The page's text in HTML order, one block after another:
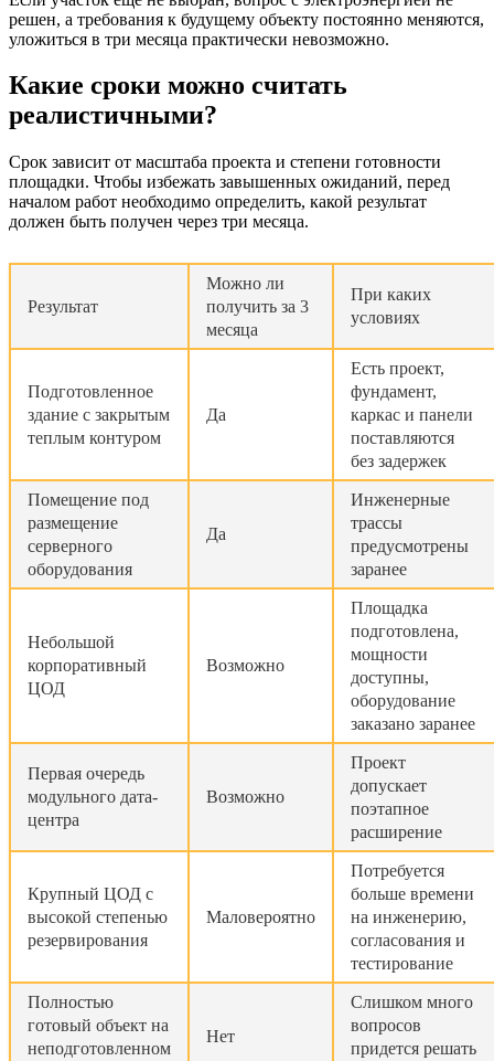
решен, а требования к будущему объекту постоянно меняются,
уложиться в три месяца практически невозможно.
Какие сроки можно считать
реалистичными?
Срок зависит от масштаба проекта и степени готовности
площадки. Чтобы избежать завышенных ожиданий, перед
началом работ необходимо определить, какой результат
должен быть получен через три месяца.
Результат
Можно ли
получить за 3
месяца
При каких
условиях
Подготовленное
здание с закрытым
теплым контуром
Да
Есть проект,
фундамент,
каркас и панели
поставляются
без задержек
Помещение под
размещение
серверного
оборудования
Да
Инженерные
трассы
предусмотрены
заранее
Небольшой
корпоративный
ЦОД
Возможно
Площадка
подготовлена,
мощности
доступны,
оборудование
заказано заранее
Первая очередь
модульного дата-
центра
Возможно
Проект
допускает
поэтапное
расширение
Крупный ЦОД с
высокой степенью
резервирования
Маловероятно
Потребуется
больше времени
на инженерию,
согласования и
тестирование
Полностью
готовый объект на
неподготовленном
Нет
Слишком много
вопросов
придется решать